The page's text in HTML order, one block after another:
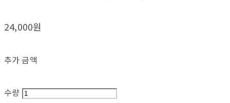
24,000원
추가 금액
수량